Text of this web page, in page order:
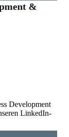
&
Development
LinkedIn-